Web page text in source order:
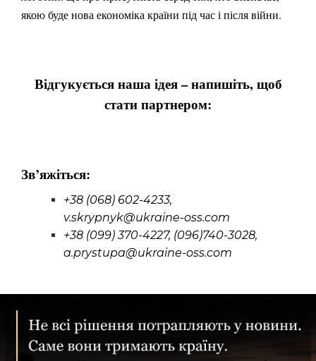
якою буде нова економіка країни під час і після війни.
Відгукується наша ідея – напишіть, щоб
стати партнером:
Зв’яжіться:
+38 (068) 602-4233,
v.skrypnyk@ukraine-oss.com
+38 (099) 370-4227, (096)740-3028,
a.prystupa@ukraine-oss.com